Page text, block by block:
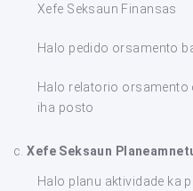
Xefe Seksaun Finansas
Halo pedido orsamento
Halo relatorio orsamento
iha posto
c.Xefe Seksaun
Halo planu aktividade ka